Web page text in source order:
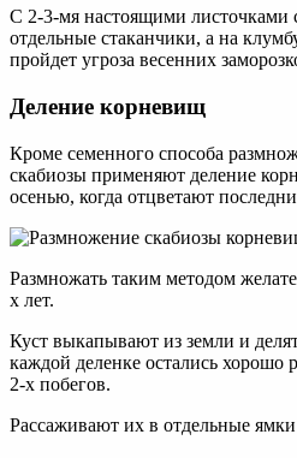
С 2-3-мя настоящими листочками
отдельные стаканчики, а на
пройдет угроза весенних
Деление корневищ
Кроме семенного способа
скабиозы применяют деление
осенью, когда отцветают
Размножать таким методом
х лет.
Куст выкапывают из земли и
каждой деленке остались хорошо
2-х побегов.
Рассаживают их в отдельные